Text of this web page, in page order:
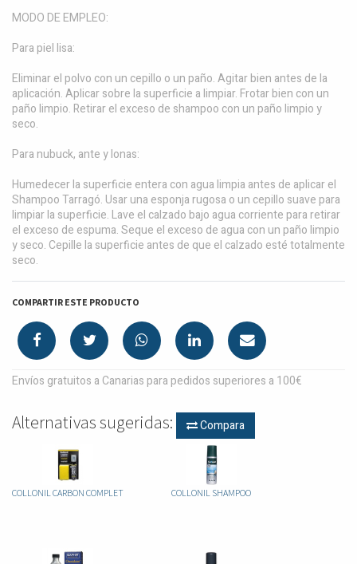
MODO DE EMPLEO:
Para piel lisa:
Eliminar el polvo con un cepillo o un paño. Agitar bien antes de la
aplicación. Aplicar sobre la superficie a limpiar. Frotar bien con un
paño limpio. Retirar el exceso de shampoo con un paño limpio y
seco.
Para nubuck, ante y lonas:
Humedecer la superficie entera con agua limpia antes de aplicar el
Shampoo Tarragó. Usar una esponja rugosa o un cepillo suave para
limpiar la superficie. Lave el calzado bajo agua corriente para retirar
el exceso de espuma. Seque el exceso de agua con un paño limpio
y seco. Cepille la superficie antes de que el calzado esté totalmente
seco.
COMPARTIR ESTE PRODUCTO
Envíos gratuitos a Canarias para pedidos superiores a 100€
Alternativas sugeridas: Compara
COLLONIL CARBON COMPLET COLLONIL SHAMPOO